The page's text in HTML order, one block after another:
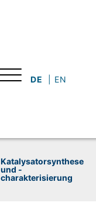
DE EN
Katalysatorsynthese
und -
charakterisierung